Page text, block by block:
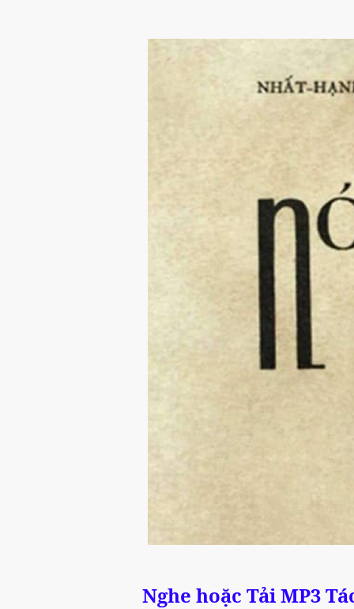
Nghe hoặc Tải MP3